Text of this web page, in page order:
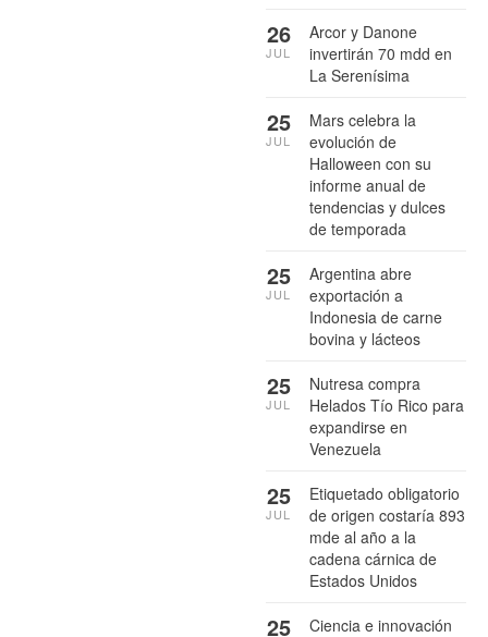
Arcor y Danone
invertirán 70 mdd en
La Serenísima
26
JUL
Mars celebra la
evolución de
Halloween con su
informe anual de
tendencias y dulces
de temporada
25
JUL
Argentina abre
exportación a
Indonesia de carne
bovina y lácteos
25
JUL
Nutresa compra
Helados Tío Rico para
expandirse en
Venezuela
25
JUL
Etiquetado obligatorio
de origen costaría 893
mde al año a la
cadena cárnica de
Estados Unidos
25
JUL
Ciencia e innovación
25